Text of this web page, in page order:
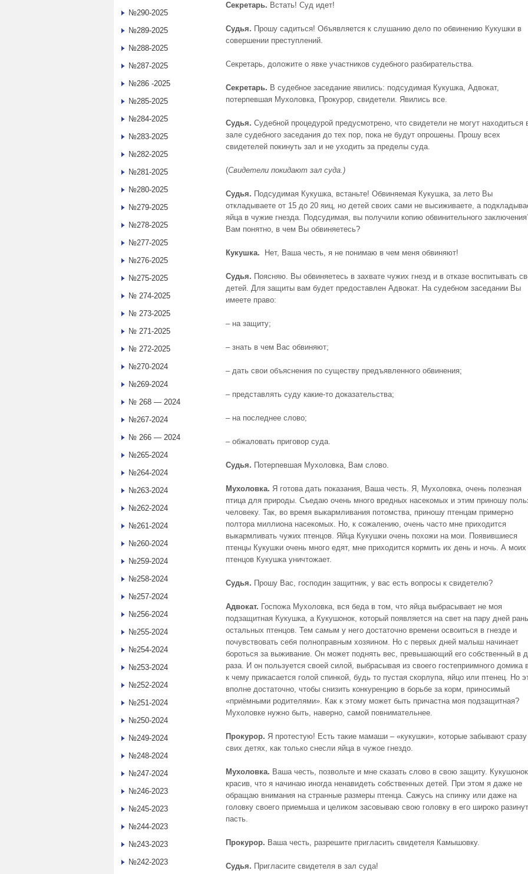
Секретарь. Встать! Суд идет!
Судья. Прошу садиться! Объявляется к слушанию дело по обвинению Кукушки в
совершении преступлений.
Секретарь, доложите о явке участников судебного разбирательства.
Секретарь. В судебное заседание явились: подсудимая Кукушка, Адвокат,
потерпевшая Мухоловка, Прокурор, свидетели. Явились все.
Судья. Судебной процедурой предусмотрено, что свидетели не могут находиться
зале судебного заседания до тех пор, пока не будут опрошены. Прошу всех
свидетелей покинуть зал и не уходить за пределы суда.
(Свидетели покидают зал суда.)
Судья. Подсудимая Кукушка, встаньте! Обвиняемая Кукушка, за лето Вы
откладываете от 15 до 20 яиц, но детей своих сами не высиживаете, а
яйца в чужие гнезда. Подсудимая, вы получили копию обвинительного
Вам понятно, в чем Вы обвиняетесь?
Кукушка. Нет, Ваша честь, я не понимаю в чем меня обвиняют!
Судья. Поясняю. Вы обвиняетесь в захвате чужих гнезд и в отказе воспитывать
детей. Для защиты вам будет предоставлен Адвокат. На судебном заседании Вы
имеете право:
– на защиту;
– знать в чем Вас обвиняют;
– дать свои объяснения по существу предъявленного обвинения;
– представлять суду какие-то доказательства;
– на последнее слово;
– обжаловать приговор суда.
Судья. Потерпевшая Мухоловка, Вам слово.
Мухоловка. Я готова дать показания, Ваша честь. Я, Мухоловка, очень полезная
птица для природы. Съедаю очень много вредных насекомых и этим приношу
человеку. Так, во время выкармливания потомства, приношу птенцам примерно
полтора миллиона насекомых. Но, к сожалению, очень часто мне приходится
выкармливать чужих птенцов. Яйца Кукушки очень похожи на мои. Появившиеся
птенцы Кукушки очень много едят, мне приходится кормить их день и ночь. А моих
птенцов Кукушка уничтожает.
Судья. Прошу Вас, господин защитник, у вас есть вопросы к свидетелю?
Адвокат. Госпожа Мухоловка, вся беда в том, что яйца выбрасывает не моя
подзащитная Кукушка, а Кукушонок, который появляется на свет на пару дней
остальных птенцов. Тем самым у него достаточно времени освоиться в гнезде и
почувствовать себя полноправным хозяином. Но с первых дней малыш начинает
бороться за выживание. Он может поднять вес, превышающий его собственный в
раза. И он пользуется своей силой, выбрасывая из своего гостеприимного домика
к чему прикасается голой спинкой, будь то пустая скорлупа, яйцо или птенец. Но
вполне достаточно, чтобы снизить конкуренцию в борьбе за корм, приносимый
«приёмными родителями». Как к этому может быть причастна моя подзащитная?
Мухоловке нужно быть, наверно, самой повнимательнее.
Прокурор. Я протестую! Есть такие мамаши – «кукушки», которые забывают
свих детях, как только снесли яйца в чужое гнездо.
Мухоловка. Ваша честь, позвольте и мне сказать слово в свою защиту.
красив, что я начинаю иногда ненавидеть собственных детей. При этом я даже не
обращаю внимания на странные размеры птенца. Сажусь на спинку или даже на
головку своего приемыша и целиком засовываю свою головку в его широко
пасть.
Прокурор. Ваша честь, разрешите пригласить свидетеля Камышовку.
Судья. Пригласите свидетеля в зал суда!
№290-2025
№289-2025
№288-2025
№287-2025
№286 -2025
№285-2025
№284-2025
№283-2025
№282-2025
№281-2025
№280-2025
№279-2025
№278-2025
№277-2025
№276-2025
№275-2025
№ 274-2025
№ 273-2025
№ 271-2025
№ 272-2025
№270-2024
№269-2024
№ 268 — 2024
№267-2024
№ 266 — 2024
№265-2024
№264-2024
№263-2024
№262-2024
№261-2024
№260-2024
№259-2024
№258-2024
№257-2024
№256-2024
№255-2024
№254-2024
№253-2024
№252-2024
№251-2024
№250-2024
№249-2024
№248-2024
№247-2024
№246-2023
№245-2023
№244-2023
№243-2023
№242-2023